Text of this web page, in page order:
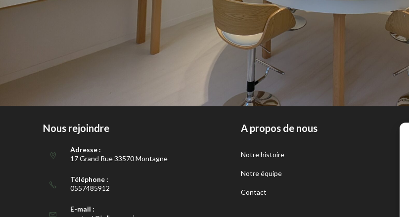
Nous rejoindre
Adresse :
17 Grand Rue 33570 Montagne
Téléphone :
0557485912
E-mail :
A propos de nous
Notre histoire
Notre équipe
Contact